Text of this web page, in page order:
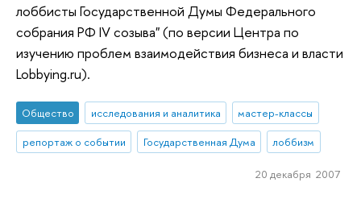
лоббисты Государственной Думы Федерального
собрания РФ IV созыва" (по версии Центра по
изучению проблем взаимодействия бизнеса и власти
Lobbying.ru).
Общество исследования и аналитика
мастер-классы
репортаж о событии
Государственная Дума лоббизм
20 декабря 2007